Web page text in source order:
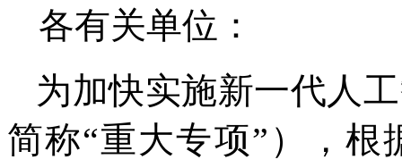
各有关单位：
为加快实施新一代人
简称“重大专项”），